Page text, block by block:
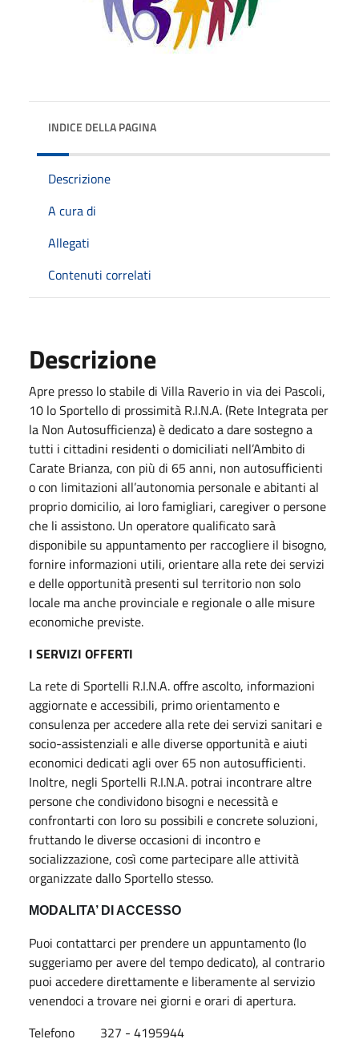
INDICE DELLA PAGINA
Descrizione
A cura di
Allegati
Contenuti correlati
Descrizione
Apre presso lo stabile di Villa Raverio in via dei Pascoli,
10 lo Sportello di prossimità R.I.N.A. (Rete Integrata per
la Non Autosufficienza) è dedicato a dare sostegno a
tutti i cittadini residenti o domiciliati nell’Ambito di
Carate Brianza, con più di 65 anni, non autosufficienti
o con limitazioni all’autonomia personale e abitanti al
proprio domicilio, ai loro famigliari, caregiver o persone
che li assistono. Un operatore qualificato sarà
disponibile su appuntamento per raccogliere il bisogno,
fornire informazioni utili, orientare alla rete dei servizi
e delle opportunità presenti sul territorio non solo
locale ma anche provinciale e regionale o alle misure
economiche previste.
I SERVIZI OFFERTI
La rete di Sportelli R.I.N.A. offre ascolto, informazioni
aggiornate e accessibili, primo orientamento e
consulenza per accedere alla rete dei servizi sanitari e
socio-assistenziali e alle diverse opportunità e aiuti
economici dedicati agli over 65 non autosufficienti.
Inoltre, negli Sportelli R.I.N.A. potrai incontrare altre
persone che condividono bisogni e necessità e
confrontarti con loro su possibili e concrete soluzioni,
fruttando le diverse occasioni di incontro e
socializzazione, così come partecipare alle attività
organizzate dallo Sportello stesso.
MODALITA’ DI ACCESSO
Puoi contattarci per prendere un appuntamento (lo
suggeriamo per avere del tempo dedicato), al contrario
puoi accedere direttamente e liberamente al servizio
venendoci a trovare nei giorni e orari di apertura.
Telefono 327 - 4195944